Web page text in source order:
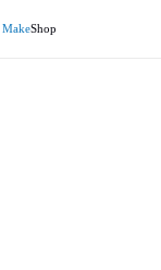
MakeShop